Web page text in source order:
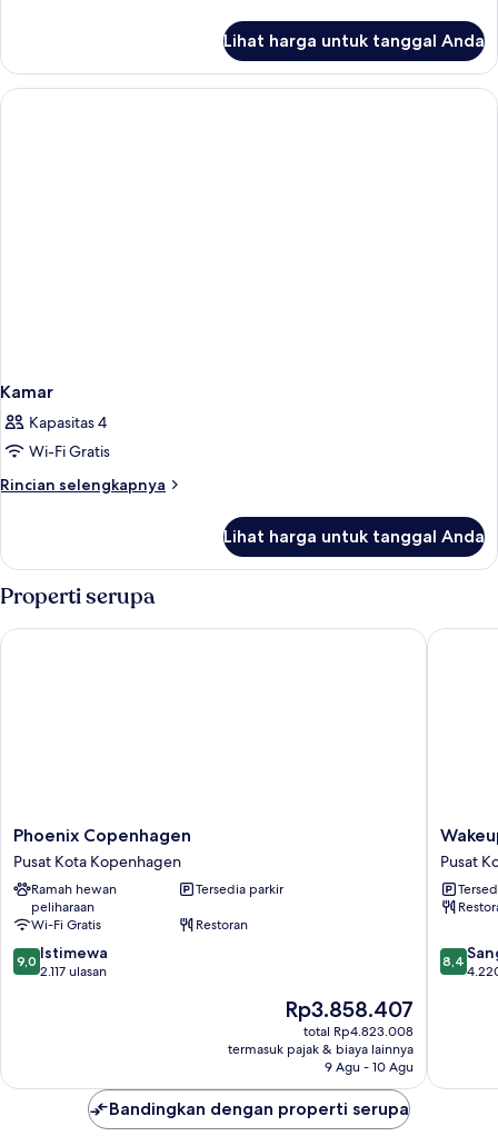
Kamar
Lihat harga untuk tanggal Anda
Kamar
Kapasitas 4
Wi-Fi Gratis
Rincian selengkapnya
Rincian
Kamar
Lihat harga untuk tanggal Anda
Properti serupa
Phoenix
Copenhagen
Pusat
Kota
Kopenhagen
Phoenix Copenhagen
Pusat Kota Kopenhagen
Ramah hewan
peliharaan
Tersedia parkir
Wi-Fi Gratis
Restoran
9.0
dari
9,0 Istimewa
2.117 ulasan
Harga
sekarang
Rp3.858.407
Rp3.858.407
total Rp4.823.008
termasuk pajak & biaya lainnya
9 Agu - 10 Agu
Phoenix Copenhagen
Wakeup
Pusat
Kota
Pusat
8.4
dari
8,4
Bandingkan dengan properti serupa